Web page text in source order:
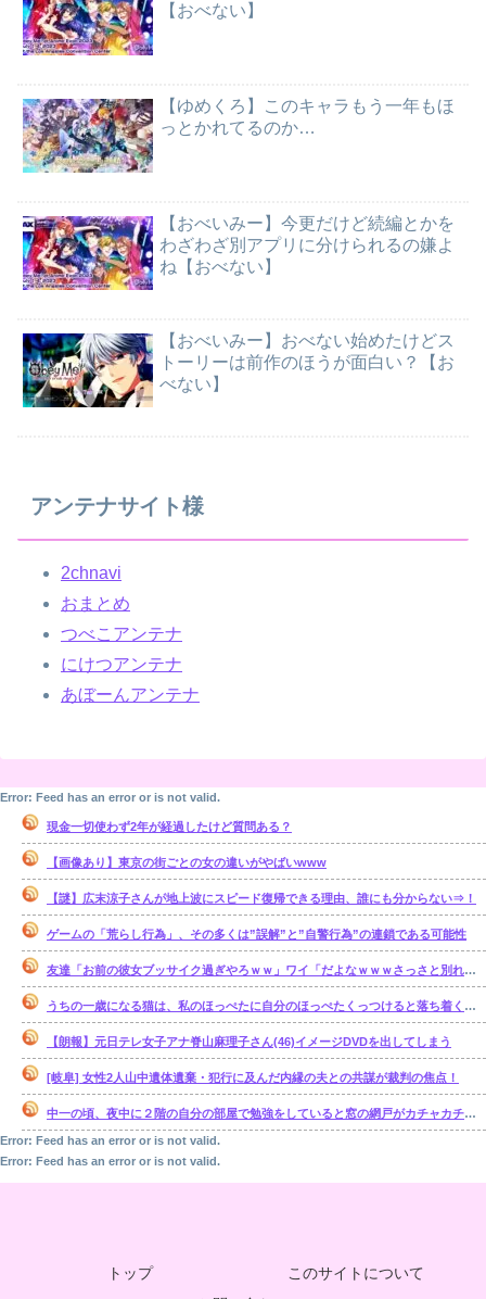
【おべない】
【ゆめくろ】このキャラもう一年もほ
っとかれてるのか…
【おべいみー】今更だけど続編とかを
わざわざ別アプリに分けられるの嫌よ
ね【おべない】
【おべいみー】おべない始めたけどス
トーリーは前作のほうが面白い？【お
べない】
アンテナサイト様
2chnavi
おまとめ
つべこアンテナ
にけつアンテナ
あぼーんアンテナ
Error: Feed has an error or is not valid.
現金一切使わず2年が経過したけど質問ある？
【画像あり】東京の街ごとの女の違いがやばいwww
【謎】広末涼子さんが地上波にスピード復帰できる理由、誰にも分からない⇒！
ゲームの「荒らし行為」、その多くは”誤解”と”自警行為”の連鎖である可能性
友達「お前の彼女ブッサイク過ぎやろｗｗ」ワイ「だよなｗｗｗさっさと別れたいわｗｗｗ」
うちの一歳になる猫は、私のほっぺたに自分のほっぺたくっつけると落ち着くのか・・・【再】
【朗報】元日テレ女子アナ脊山麻理子さん(46)イメージDVDを出してしまう
[岐阜] 女性2人山中遺体遺棄・犯行に及んだ内縁の夫との共謀が裁判の焦点！
中一の頃、夜中に２階の自分の部屋で勉強をしていると窓の網戸がカチャカチャ鳴り出した。【再】
Error: Feed has an error or is not valid.
Error: Feed has an error or is not valid.
トップ
このサイトについて